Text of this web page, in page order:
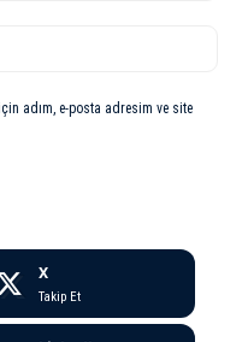
adım, e-posta adresim ve site
X
Takip Et